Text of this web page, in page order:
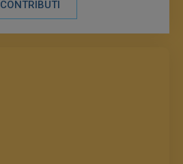
CONTRIBUTI